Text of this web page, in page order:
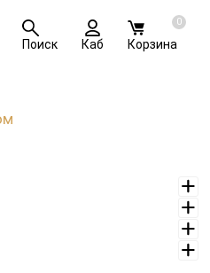
Поиск Каб
0
Корзина